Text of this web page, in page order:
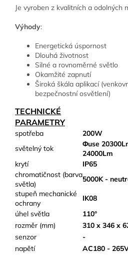
Je vyroben z kvalitních a odolných
Výhody:
Energetická úspornost
Dlouhá životnost
Silné a rovnoměrné světlo
Okamžité zapnutí
Široká škála aplikací
bezpečnostní osvětlení)
TECHNICKÉ
PARAMETRY
spotřeba
200W
světelný tok
Φuse
24000Lm
krytí
IP65
chromatičnost (barva
světla)
5000K -
stupeň mechanické
ochrany
IK08
úhel světla
110°
rozměr (mm)
310 x 346 x
senzor
-
napětí
AC180 -